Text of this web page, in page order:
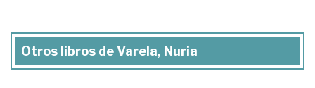
Otros libros de Varela, Nuria